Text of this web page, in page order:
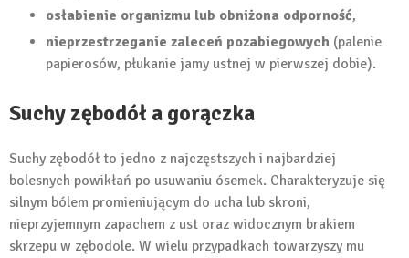
osłabienie organizmu lub obniżona odporność,
nieprzestrzeganie zaleceń pozabiegowych (palenie
papierosów, płukanie jamy ustnej w pierwszej dobie).
Suchy zębodół a gorączka
Suchy zębodół to jedno z najczęstszych i najbardziej
bolesnych powikłań po usuwaniu ósemek. Charakteryzuje się
silnym bólem promieniującym do ucha lub skroni,
nieprzyjemnym zapachem z ust oraz widocznym brakiem
skrzepu w zębodole. W wielu przypadkach towarzyszy mu